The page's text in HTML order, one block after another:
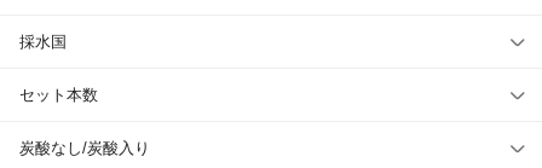
採水国
セット本数
炭酸なし/炭酸入り